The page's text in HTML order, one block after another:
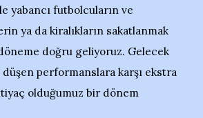
yabancı futbolcuların ve
ya da kiralıkların sakatlanmak
doğru geliyoruz. Gelecek
performanslara karşı ekstra
olduğumuz bir dönem